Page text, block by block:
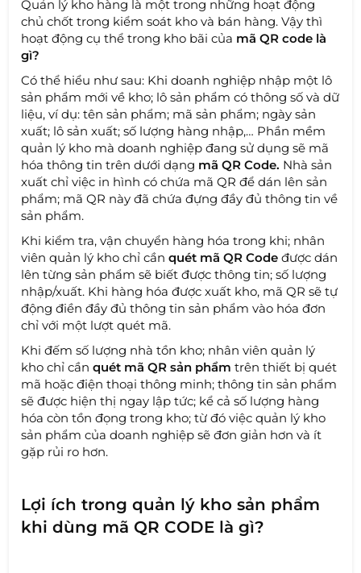
Quản lý kho hàng là một trong những hoạt động
chủ chốt trong kiểm soát kho và bán hàng. Vậy thì
hoạt động cụ thể trong kho bãi của mã QR code là
gì?
Có thể hiểu như sau: Khi doanh nghiệp nhập một lô
sản phẩm mới về kho; lô sản phẩm có thông số và dữ
liệu, ví dụ: tên sản phẩm; mã sản phẩm; ngày sản
xuất; lô sản xuất; số lượng hàng nhập,… Phần mềm
quản lý kho mà doanh nghiệp đang sử dụng sẽ mã
hóa thông tin trên dưới dạng mã QR Code. Nhà sản
xuất chỉ việc in hình có chứa mã QR để dán lên sản
phẩm; mã QR này đã chứa đựng đầy đủ thông tin về
sản phẩm.
Khi kiểm tra, vận chuyển hàng hóa trong khi; nhân
viên quản lý kho chỉ cầnquét mã QR Code được dán
lên từng sản phẩm sẽ biết được thông tin; số lượng
nhập/xuất. Khi hàng hóa được xuất kho, mã QR sẽ tự
động điền đầy đủ thông tin sản phẩm vào hóa đơn
chỉ với một lượt quét mã.
Khi đếm số lượng nhà tồn kho; nhân viên quản lý
kho chỉ cầnquét mã QR sản phẩm trên thiết bị quét
mã hoặc điện thoại thông minh; thông tin sản phẩm
sẽ được hiện thị ngay lập tức; kể cả số lượng hàng
hóa còn tồn đọng trong kho; từ đó việc quản lý kho
sản phẩm của doanh nghiệp sẽ đơn giản hơn và ít
gặp rủi ro hơn.
Lợi ích trong quản lý kho sản phẩm
khi dùng mã QR CODE là gì?